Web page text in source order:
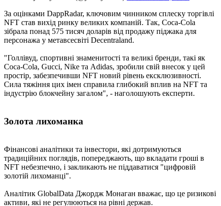
За оцінками DappRadar, ключовим чинником сплеску торгівлі
NFT став вихід ринку великих компаній. Так, Coca-Cola
зібрала понад 575 тисяч доларів від продажу піджака для
персонажа у метавсесвіті Decentraland.
"Голлівуд, спортивні знаменитості та великі бренди, такі як
Coca-Cola, Gucci, Nike та Adidas, зробили свій внесок у цей
простір, забезпечивши NFT новий рівень ексклюзивності.
Сила тяжіння цих імен справила глибокий вплив на NFT та
індустрію блокчейну загалом", - наголошують експерти.
Золота лихоманка
Фінансові аналітики та інвестори, які дотримуються
традиційних поглядів, попереджають, що вкладати гроші в
NFT небезпечно, і закликають не піддаватися "цифровій
золотій лихоманці".
Аналітик GlobalData Джордж Монаган вважає, що це ризикові
активи, які не регулюються на рівні держав.